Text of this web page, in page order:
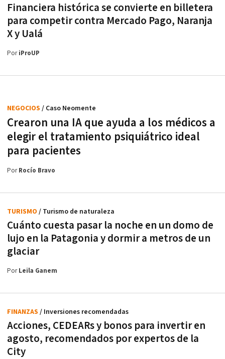
Financiera histórica se convierte en billetera
para competir contra Mercado Pago, Naranja
X y Ualá
PoriProUP
Crearon una IA que ayuda a los médicos a
elegir el tratamiento psiquiátrico ideal
para pacientes
NEGOCIOS / Caso Neomente
PorRocío Bravo
Cuánto cuesta pasar la noche en un domo de
lujo en la Patagonia y dormir a metros de un
glaciar
TURISMO / Turismo de naturaleza
PorLeila Ganem
Acciones, CEDEARs y bonos para invertir en
agosto, recomendados por expertos de la
City
FINANZAS / Inversiones recomendadas